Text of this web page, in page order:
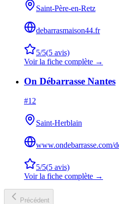
Saint-Père-en-Retz
debarrasmaison44.fr
5/5(5 avis)
Voir la fiche complète →
On Débarrasse Nantes
#12
Saint-Herblain
www.ondebarrasse.com/
5/5(5 avis)
Voir la fiche complète →
Précédent